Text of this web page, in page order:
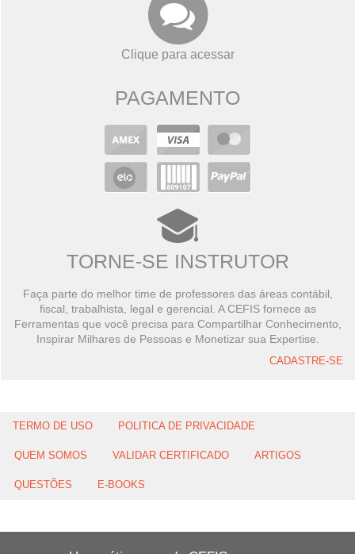
Clique para acessar
PAGAMENTO
TORNE-SE INSTRUTOR
Faça parte do melhor time de professores das áreas contábil,
fiscal, trabalhista, legal e gerencial. A CEFIS fornece as
Ferramentas que você precisa para Compartilhar Conhecimento,
Inspirar Milhares de Pessoas e Monetizar sua Expertise.
CADASTRE-SE
TERMO DE USO POLITICA DE PRIVACIDADE
QUEM SOMOS VALIDAR CERTIFICADO ARTIGOS
QUESTÕES E-BOOKS